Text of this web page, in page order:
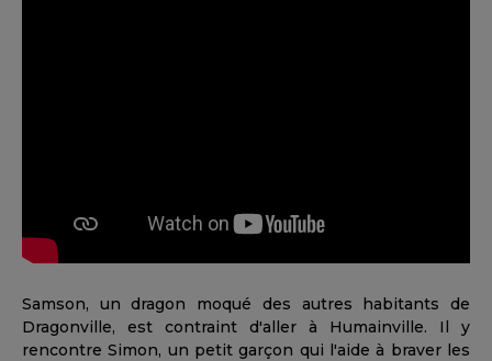
Samson, un dragon moqué des autres habitants de
Dragonville, est contraint d'aller à Humainville. Il y
rencontre Simon, un petit garçon qui l'aide à braver les